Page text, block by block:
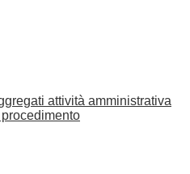
attività amministrativa